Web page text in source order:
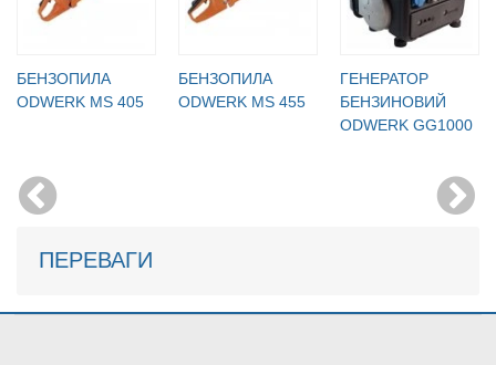
БЕНЗОПИЛА
ODWERK MS 405
БЕНЗОПИЛА
ODWERK MS 455
ГЕНЕРАТОР
БЕНЗИНОВИЙ
ODWERK GG1000
ПЕРЕВАГИ